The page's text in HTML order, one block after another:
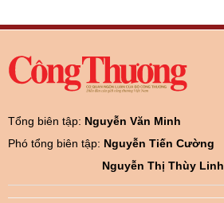
Tổng biên tập: Nguyễn Văn Minh
Phó tổng biên tập: Nguyễn Tiến Cường
Nguyễn Thị Thùy Linh